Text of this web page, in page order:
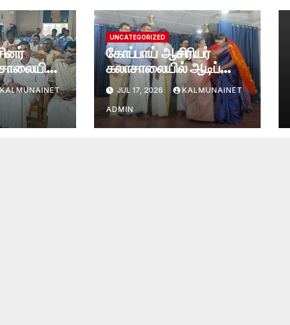
KALMUNAINET
UNCATEGORIZED
கோப்பாய் ஆசிரியர்
கலாசாலையில் ஆடிப்
பிறப்புவிழா
JUL 17, 2026 KALMUNAINET
ADMIN